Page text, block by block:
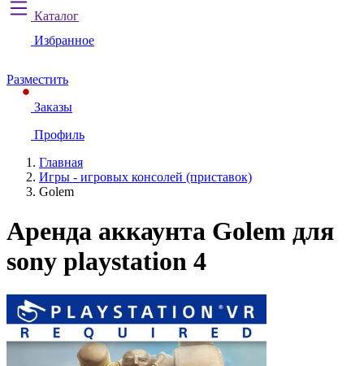
Каталог
Избранное
Разместить
Заказы
Профиль
Главная
Игры - игровых консолей (приставок)
Golem
Аренда аккаунта Golem для
sony playstation 4